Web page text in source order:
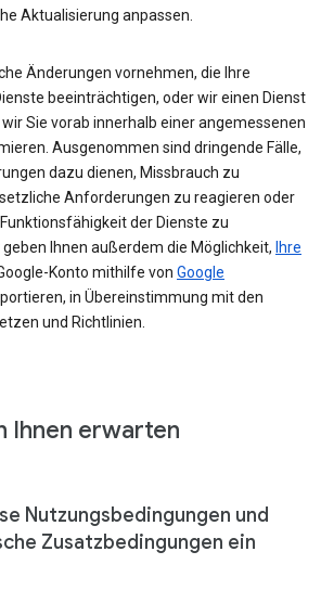
Aktualisierung anpassen.
Änderungen vornehmen, die Ihre
beeinträchtigen, oder wir einen Dienst
Sie vorab innerhalb einer angemessenen
Ausgenommen sind dringende Fälle,
dazu dienen, Missbrauch zu
Anforderungen zu reagieren oder
der Dienste zu
Ihnen außerdem die Möglichkeit, Ihre
Konto mithilfe von Google
in Übereinstimmung mit den
und Richtlinien.
Ihnen erwarten
Nutzungsbedingungen und
Zusatzbedingungen ein